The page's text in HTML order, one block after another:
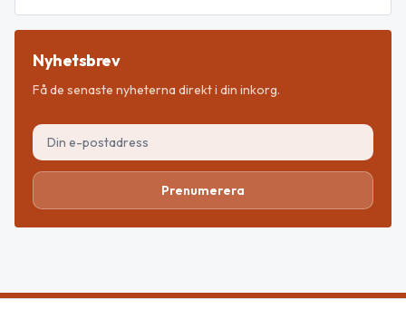
Nyhetsbrev
Få de senaste nyheterna direkt i din inkorg.
Prenumerera